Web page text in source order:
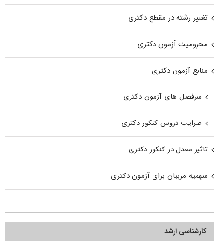
تغییر رشته در مقطع دکتری
محرومیت آزمون دکتری
منابع آزمون دکتری
سرفصل های آزمون دکتری
ضرایب دروس کنکور دکتری
تاثیر معدل در کنکور دکتری
سهمیه مربیان برای آزمون دکتری
کارشناسی ارشد